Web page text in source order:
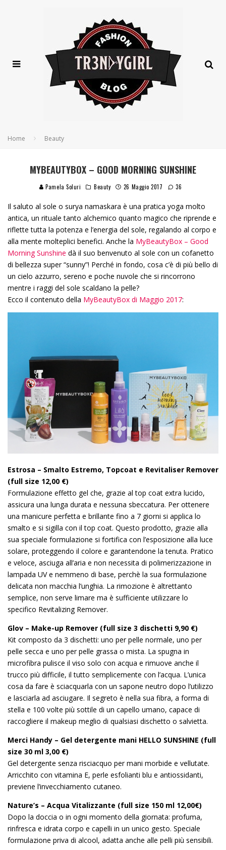
Home Beauty
MYBEAUTYBOX – GOOD MORNING SUNSHINE
Pamela Soluri Beauty 26 Maggio 2017 36
Il saluto al sole o surya namaskara è una pratica yoga molto
antica, un rituale tanto alchemico quanto magico che riprende e
riflette tutta la potenza e l’energia del sole, regalando al corpo e
alla mente molteplici benefici. Anche la MyBeautyBox – Good
Morning Sunshine dà il suo benvenuto al sole con un cofanetto
di bellezza super “sunny”! Perché in fondo, cosa c’è di più bello di
un cielo azzurro, sereno e poche nuvole che si rincorrono
mentre i raggi del sole scaldano la pelle?
Ecco il contenuto della MyBeautyBox di Maggio 2017:
Estrosa – Smalto Estremo, Topcoat e Revitaliser Remover
(full size 12,00 €)
Formulazione effetto gel che, grazie al top coat extra lucido,
assicura una lunga durata e nessuna sbeccatura. Per ottenere
una manicure perfetta e brillante fino a 7 giorni si applica lo
smalto e si sigilla con il top coat. Questo prodotto, grazie alla
sua speciale formulazione si fortifica con l’esposizione alla luce
solare, proteggendo il colore e garantendone la tenuta. Pratico
e veloce, asciuga all’aria e non necessita di polimerizzazione in
lampada UV e nemmeno di base, perchè la sua formulazione
delicata non macchia l’unghia. La rimozione è altrettanto
semplice, non serve limare ma è sufficiente utilizzare lo
specifico Revitalizing Remover.
Glov – Make-up Remover (full size 3 dischetti 9,90 €)
Kit composto da 3 dischetti: uno per pelle normale, uno per
pelle secca e uno per pelle grassa o mista. La spugna in
microfibra pulisce il viso solo con acqua e rimuove anche il
trucco più difficile, il tutto semplicemente con l’acqua. L’unica
cosa da fare è sciacquarla con un sapone neutro dopo l’utilizzo
e lasciarla ad asciugare. Il segreto è nella sua fibra, a forma di
stella e 100 volte più sottile di un capello umano, capace di
raccogliere il makeup meglio di qualsiasi dischetto o salvietta.
Merci Handy – Gel detergente mani HELLO SUNSHINE (full
size 30 ml 3,00 €)
Gel detergente senza risciacquo per mani morbide e vellutate.
Arricchito con vitamina E, perle esfolianti blu e antiossidanti,
previene l’invecchiamento cutaneo.
Nature’s – Acqua Vitalizzante (full size 150 ml 12,00€)
Dopo la doccia o in ogni momento della giornata: profuma,
rinfresca e idrata corpo e capelli in un unico gesto. Speciale
formulazione priva di alcool, adatta anche alle pelli più sensibili.